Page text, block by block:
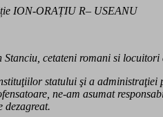
ION-ORAȚIU R– USEANU
cetateni romani si
statului şi a
ne-am asumat
dezagreat.